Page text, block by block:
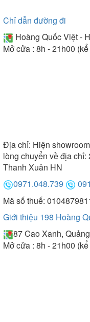
Chỉ dẫn đường đi
Hoàng Quốc Việt -
Mở cửa : 8h - 21h00
Địa chỉ: Hiện
lòng chuyển về địa
Thanh Xuân HN
0971.048.739
Mã số thuế:
Giới thiệu 198 Hoàng
87 Cao Xanh,
Mở cửa : 8h - 21h00